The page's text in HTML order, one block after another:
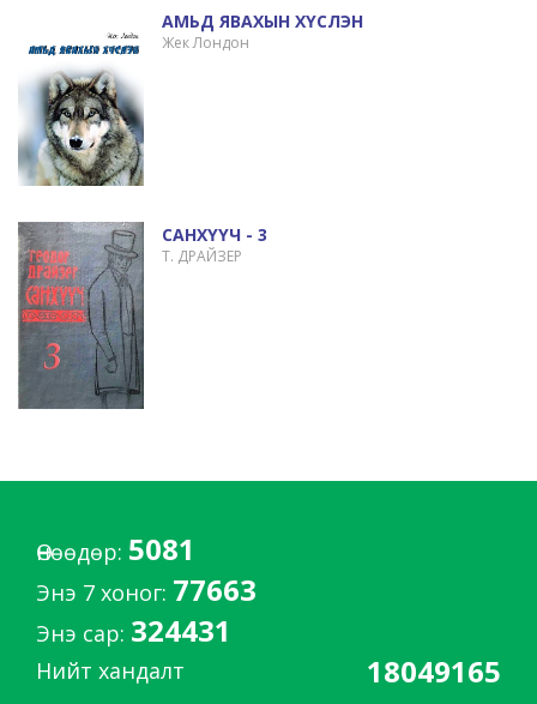
АМЬД ЯВАХЫН ХҮСЛЭН
Жек Лондон
САНХҮҮЧ - 3
Т. ДРАЙЗЕР
Өнөөдөр: 5081
Энэ 7 хоног: 77663
Энэ сар: 324431
Нийт хандалт 18049165